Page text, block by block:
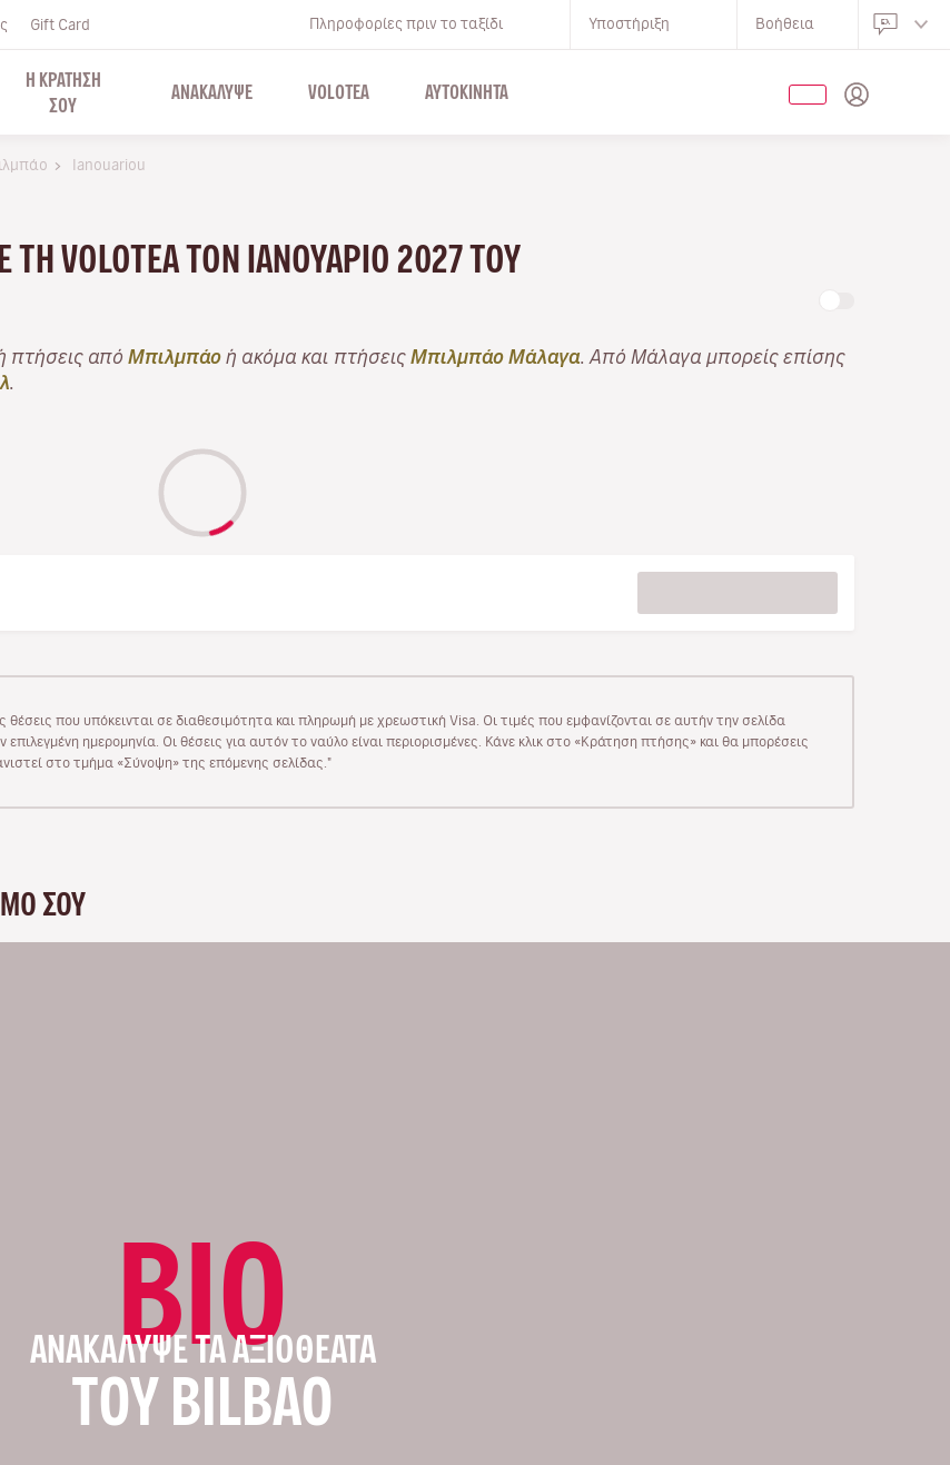
Gift Card Πληροφορίες πριν το ταξίδι Υποστήριξη Βοήθεια
Η ΚΡΑΤΗΣΗ
ΣΟΥ
ΑΝΑΚΑΛΥΨΕ VOLOTEA ΑΥΤΟΚΊΝΗΤΑ
Ianouariou
VOLOTEA ΤΟΝ ΙΑΝΟΥΆΡΙΟ 2027 ΤΟΥ
πτήσεις από Μπιλμπάο ή ακόμα και πτήσεις Μπιλμπάο Μάλαγα . Από Μάλαγα μπορείς επίσης
που υπόκεινται σε διαθεσιμότητα και πληρωμή με χρεωστική Visa. Οι τιμές που εμφανίζονται σε αυτήν την σελίδα
επιλεγμένη ημερομηνία. Οι θέσεις για αυτόν το ναύλο είναι περιορισμένες. Κάνε κλικ στο «Κράτηση πτήσης» και θα μπορέσεις
στο τμήμα «Σύνοψη» της επόμενης σελίδας."
ΣΟΥ
BIO
ΑΝΑΚΆΛΥΨΕ ΤΑ ΑΞΙΟΘΈΑΤΑ
ΤΟΥ BILBAO